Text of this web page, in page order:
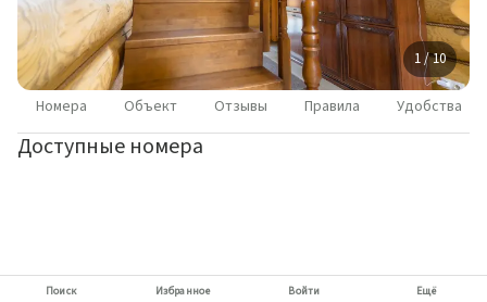
1 / 10
Номера Объект Отзывы Правила Удобства
Доступные номера
Поиск Избранное Войти Ещё